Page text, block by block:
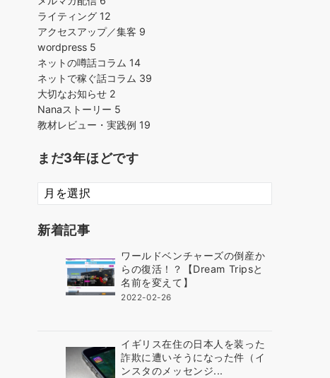
ライティング 12
アクセスアップ／集客 9
wordpress 5
ネットの噂話コラム 14
ネットで稼ぐ話コラム 39
大切なお知らせ 2
Nanaストーリー 5
教材レビュー・実践例 19
まだ3年ほどです
ま
だ
年
新着記事
ワールドベンチャーズの倒産か
らの復活！？【Dream Tripsと
名前を変えて】
2022-02-26
イギリス在住の日本人を装った
詐欺に遭いそうになった件（イ
ンスタのメッセンジ...